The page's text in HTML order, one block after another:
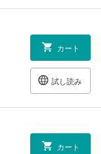
カート
試し読み
カート